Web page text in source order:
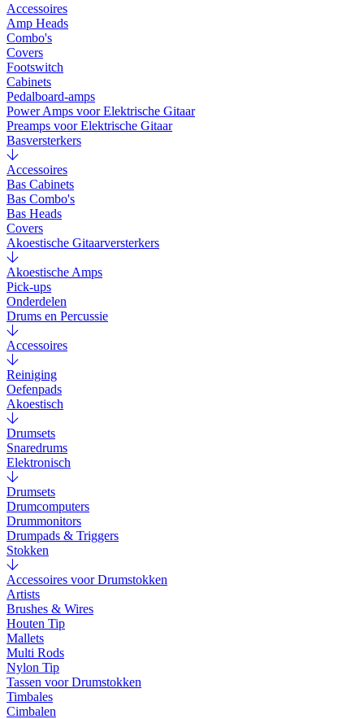
Accessoires
Amp Heads
Combo's
Covers
Footswitch
Cabinets
Pedalboard-amps
Power Amps voor Elektrische Gitaar
Preamps voor Elektrische Gitaar
Basversterkers
Accessoires
Bas Cabinets
Bas Combo's
Bas Heads
Covers
Akoestische Gitaarversterkers
Akoestische Amps
Pick-ups
Onderdelen
Drums en Percussie
Accessoires
Reiniging
Oefenpads
Akoestisch
Drumsets
Snaredrums
Elektronisch
Drumsets
Drumcomputers
Drummonitors
Drumpads & Triggers
Stokken
Accessoires voor Drumstokken
Artists
Brushes & Wires
Houten Tip
Mallets
Multi Rods
Nylon Tip
Tassen voor Drumstokken
Timbales
Cimbalen